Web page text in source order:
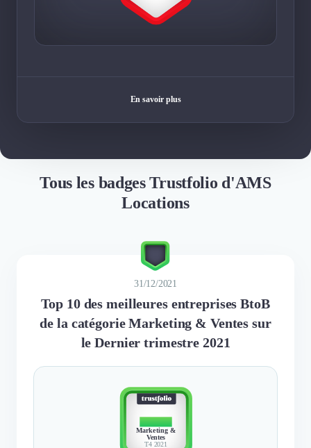
En savoir plus
Tous les badges Trustfolio d'AMS
Locations
31/12/2021
Top 10 des meilleures entreprises BtoB
de la catégorie Marketing & Ventes sur
le Dernier trimestre 2021
TOP 10
Marketing &
Ventes
T4 2021